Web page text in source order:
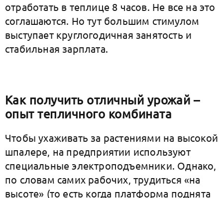
отработать в теплице 8 часов. Не все на это
соглашаются. Но тут большим стимулом
выступает круглогодичная занятость и
стабильная зарплата.
Как получить отличный урожай –
опыт тепличного комбината
Чтобы ухаживать за растениями на высокой
шпалере, на предприятии используют
специальные электроподъемники. Однако,
по словам самих рабочих, трудиться «на
высоте» (то есть когда платформа поднята